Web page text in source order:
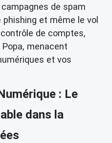
de spam
et même le vol
de comptes,
menacent
et vos
: Le
dans la